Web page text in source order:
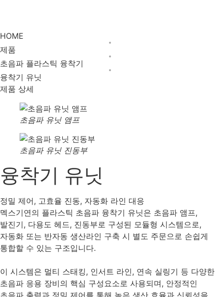
HOME
제품
초음파 플라스틱 융착기
융착기 유닛
제품 상세
초음파 유닛 앰프
초음파 유닛 진동부
융착기 유닛
정밀 제어, 고효율 진동, 자동화 라인 대응
멕스기연의 플라스틱 초음파 융착기 유닛은 초음파 앰프,
발진기, 다용도 헤드, 진동부로 구성된 모듈형 시스템으로,
자동화 또는 반자동 생산라인 구축 시 별도 주문으로 손쉽게
통합할 수 있는 구조입니다.
이 시스템은 멀티 스태킹, 인서트 라인, 연속 실링기 등 다양한
초음파 응용 장비의 핵심 구성요소로 사용되며, 안정적인
초음파 출력과 정밀 제어를 통해 높은 생산 효율과 신뢰성을